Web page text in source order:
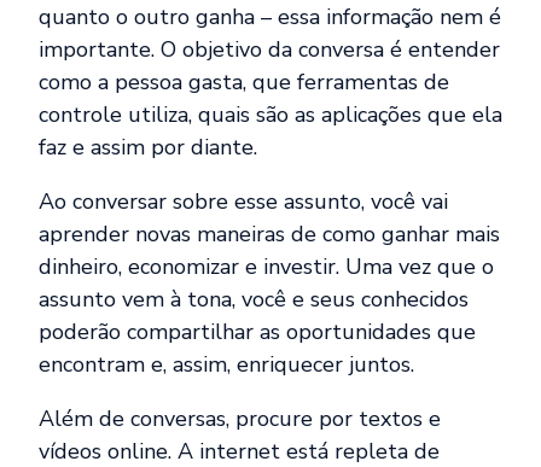
quanto o outro ganha – essa informação nem é
importante. O objetivo da conversa é entender
como a pessoa gasta, que ferramentas de
controle utiliza, quais são as aplicações que ela
faz e assim por diante.
Ao conversar sobre esse assunto, você vai
aprender novas maneiras de como ganhar mais
dinheiro, economizar e investir. Uma vez que o
assunto vem à tona, você e seus conhecidos
poderão compartilhar as oportunidades que
encontram e, assim, enriquecer juntos.
Além de conversas, procure por textos e
vídeos online. A internet está repleta de